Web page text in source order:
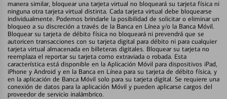
manera similar, bloquear una tarjeta virtual no bloqueará su tarjeta física ni
ninguna otra tarjeta virtual distinta. Cada tarjeta virtual debe bloquearse
individualmente. Podemos brindarle la posibilidad de solicitar o eliminar un
bloqueo a su discreción a través de la Banca en Línea y/o la Banca Móvil.
Bloquear su tarjeta de débito física no bloqueará ni prevendrá que se
autoricen transacciones con su tarjeta digital para débito ni para cualquier
tarjeta virtual almacenada en billeteras digitales. Bloquear su tarjeta no
reemplaza el reportar su tarjeta como extraviada o robada. Esta
característica está disponible en la Aplicación Móvil para dispositivos iPad,
iPhone y Android y en la Banca en Línea para su tarjeta de débito física, y
en la aplicación de Banca Móvil solo para su tarjeta digital. Se requiere una
conexión de datos para la aplicación Móvil y pueden aplicarse cargos del
proveedor de servicio inalámbrico.